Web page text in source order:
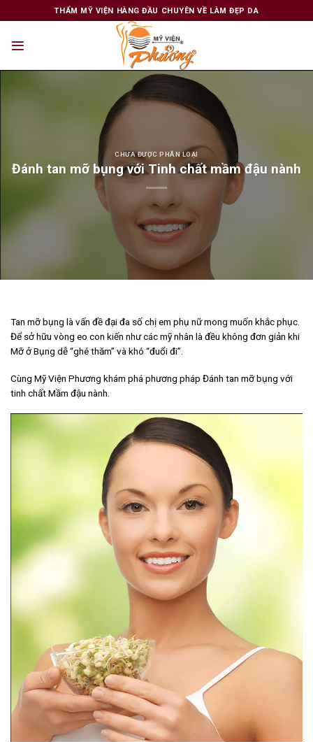
to
THẨM MỸ VIỆN HÀNG ĐẦU CHUYÊN VỀ LÀM ĐẸP DA
CHƯA ĐƯỢC PHÂN LOẠI
Đánh tan mỡ bụng với Tinh chất mầm đậu nành
Tan mỡ bụng là vấn đề đại đa số chị em phụ nữ mong muốn khắc phục.
Để sở hữu vòng eo con kiến như các mỹ nhân là đều không đơn giản khi
Mỡ ở Bụng dễ “ghé thăm” và khó “đuổi đi”.
Cùng Mỹ Viện Phương khám phá phương pháp Đánh tan mỡ bụng với
tinh chất Mầm đậu nành.